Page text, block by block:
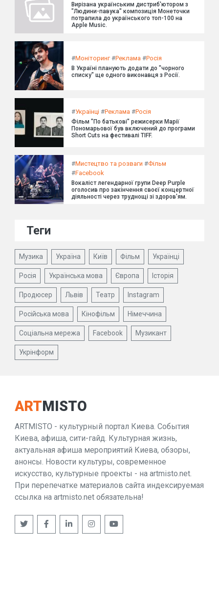
Вирізана українським дистриб'ютором з
"Людини-павука" композиція Монеточки
потрапила до українського топ-100 на
Apple Music.
#Моніторинг#Реклама #Росія
В Україні планують додати до "чорного
списку" ще одного виконавця з Росії.
#Українці #Реклама #Росія
Фільм "По батькові" режисерки Марії
Пономарьової був включений до програми
Short Cuts на фестивалі TIFF.
#Мистецтво та розваги #Фільм
#Facebook
Вокаліст легендарної групи Deep Purple
оголосив про закінчення своєї концертної
діяльності через труднощі зі здоров'ям.
Теги
Музика Україна Київ Фільм Українці
Росія Українська мова Європа Історія
Продюсер Львів Театр Instagram
Російська мова Кінофільм Німеччина
Соціальна мережа Facebook Музикант
Укрінформ
ARTMISTO
ARTMISTO - культурный портал Киева. События
Киева, афиша, сити-гайд. Культурная жизнь,
актуальная афиша мероприятий Киева, обзоры,
анонсы. Новости культуры, современное
искусство, культурные проекты - на artmisto.net.
При перепечатке материалов сайта индексируемая
ссылка на artmisto.net обязательна!